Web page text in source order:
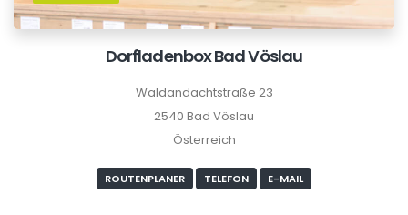
Dorfladenbox Bad Vöslau
Waldandachtstraße 23
2540 Bad Vöslau
Österreich
ROUTENPLANER TELEFON E-MAIL